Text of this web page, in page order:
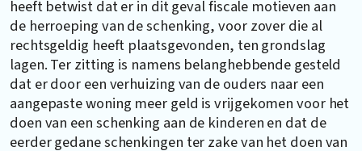
heeft betwist dat er in dit geval fiscale motieven aan
de herroeping van de schenking, voor zover die al
rechtsgeldig heeft plaatsgevonden, ten grondslag
lagen. Ter zitting is namens belanghebbende gesteld
dat er door een verhuizing van de ouders naar een
aangepaste woning meer geld is vrijgekomen voor het
doen van een schenking aan de kinderen en dat de
eerder gedane schenkingen ter zake van het doen van